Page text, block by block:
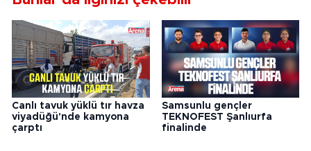
Canlı tavuk yüklü tır havza
viyadüğü'nde kamyona
çarptı
Samsunlu gençler
TEKNOFEST Şanlıurfa
finalinde